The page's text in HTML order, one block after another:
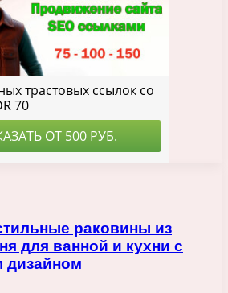
раковины из
для ванной и кухни с
дизайном